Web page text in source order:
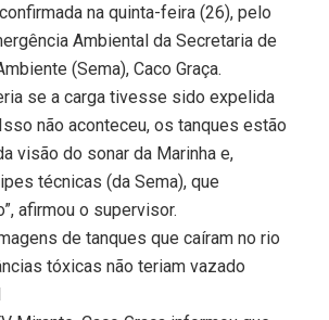
na quinta-feira (26), pelo
Ambiental da Secretaria de
(Sema), Caco Graça.
se a carga tivesse sido expelida
não aconteceu, os tanques estão
visão do sonar da Marinha e,
técnicas (da Sema), que
afirmou o supervisor.
de tanques que caíram no rio
tóxicas não teriam vazado